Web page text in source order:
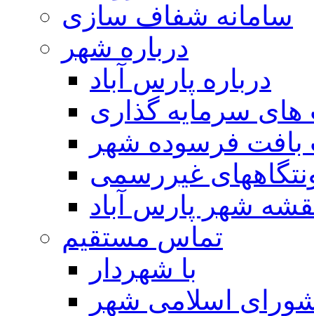
سامانه شفاف سازی
درباره شهر
درباره پارس آباد
سرمایه گذاری
بافت فرسوده شهر
غیررسمی
شهر پارس آباد
تماس مستقیم
با شهردار
اسلامی شهر